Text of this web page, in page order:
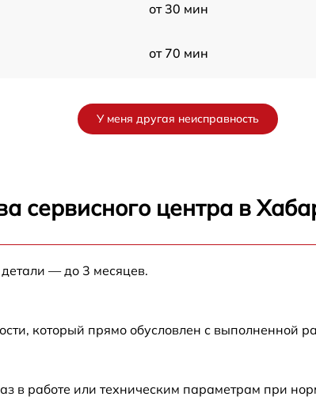
от 30 мин
от 70 мин
У меня другая неисправность
сервисного центра в
— до 3 месяцев.
который прямо обусловлен с выполненной
в работе или техническим параметрам при